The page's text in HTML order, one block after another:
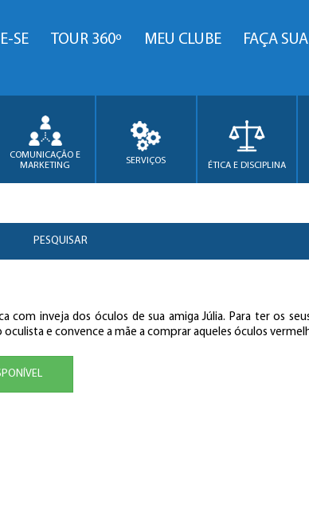
SE TOUR 360º MEU CLUBE FAÇA
COMUNICAÇÃO E
MARKETING
SERVIÇOS ÉTICA E DISCIPLINA
PESQUISAR
com inveja dos óculos de sua amiga Júlia. Para ter os
oculista e convence a mãe a comprar aqueles óculos